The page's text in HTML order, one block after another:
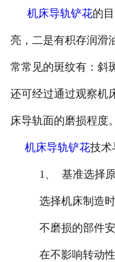
机床导轨铲花的
亮，二是有积存润滑
常常见的斑纹有：斜
还可经过通过观察机
床导轨面的磨损程度
机床导轨铲花技术
1、 基准选择
选择机床制造
不磨损的部件
在不影响转动